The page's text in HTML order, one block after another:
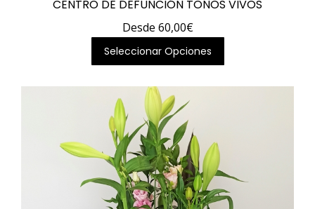
CENTRO DE DEFUNCIÓN TONOS VIVOS
Desde 60,00€
Seleccionar Opciones
producto
tiene
se
pueden